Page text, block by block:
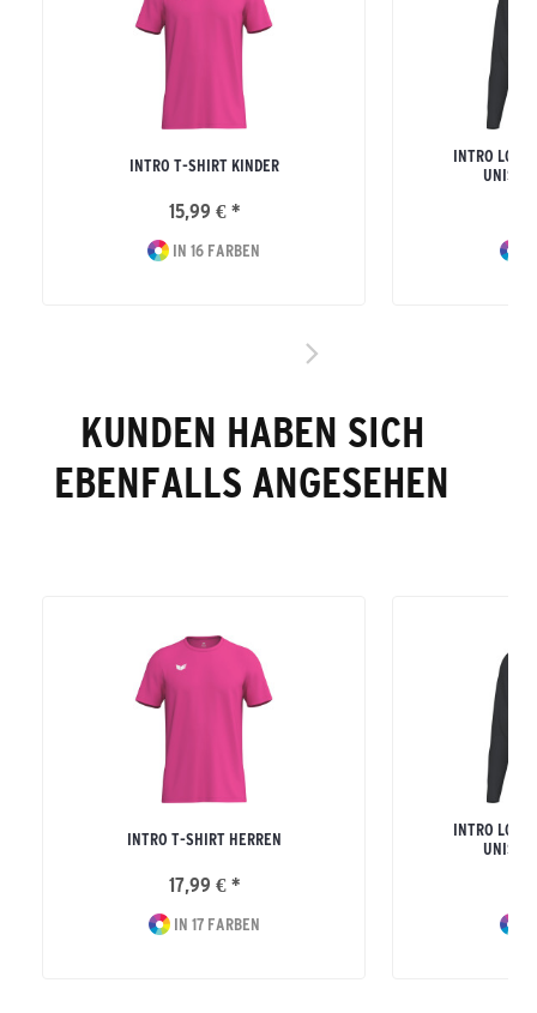
INTRO T-SHIRT KINDER
15,99 € *
IN 16 FARBEN
INTRO
UNISEX
KUNDEN HABEN SICH
EBENFALLS ANGESEHEN
INTRO T-SHIRT HERREN
17,99 € *
IN 17 FARBEN
INTRO
UNISEX